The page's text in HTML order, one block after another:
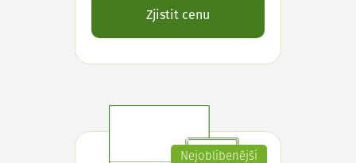
Zjistit cenu
Nejoblíbenější